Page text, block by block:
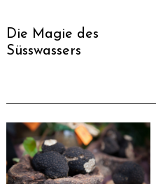
Die Magie des
Süsswassers